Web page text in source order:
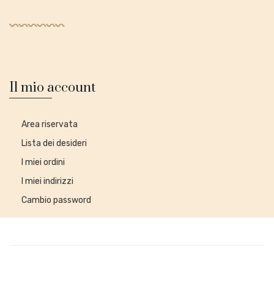
Il mio account
Area riservata
Lista dei desideri
I miei ordini
I miei indirizzi
Cambio password